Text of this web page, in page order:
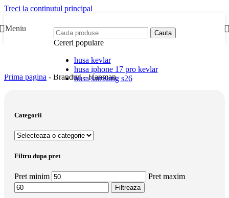
Treci la continutul principal
Meniu Cauta
Cereri populare
husa kevlar
husa iphone 17 pro kevlar
husa samsung s26
Prima pagina - Branduri-Hanman
Categorii
Filtru dupa pret
Pret minim Pret maxim
Filtreaza